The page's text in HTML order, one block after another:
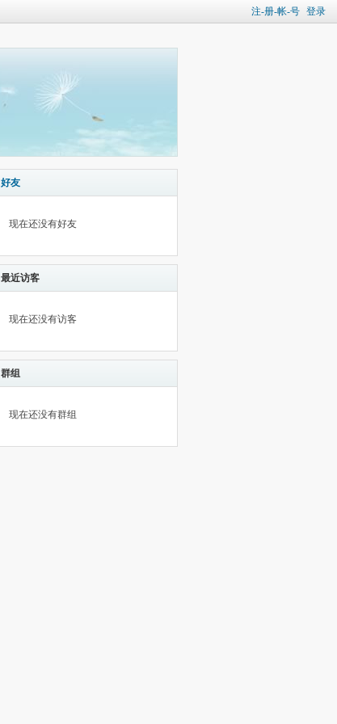
注-册-帐-号 登录
好友
现在还没有好友
最近访客
现在还没有访客
群组
现在还没有群组